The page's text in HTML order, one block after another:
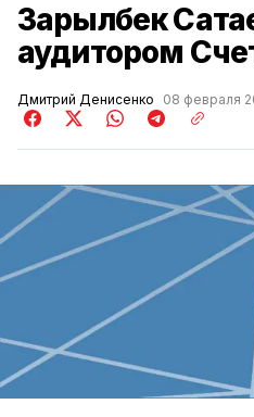
Зарылбек
аудитором
Дмитрий Денисенко 08 февраля